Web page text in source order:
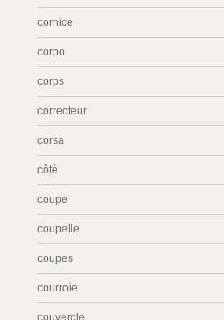
cornice
corpo
corps
correcteur
corsa
côté
coupe
coupelle
coupes
courroie
couvercle